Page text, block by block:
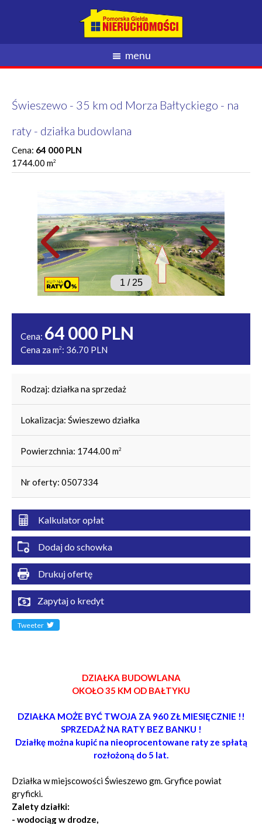
menu
Świeszewo - 35 km od Morza Bałtyckiego - na
raty - działka budowlana
Cena: 64 000 PLN
1744.00 m2
1 / 25
Cena: 64 000 PLN
Cena za m2 : 36.70 PLN
Rodzaj: działka na sprzedaż
Lokalizacja: Świeszewo działka
Powierzchnia: 1744.00 m2
Nr oferty: 0507334
Kalkulator opłat
Dodaj do schowka
Drukuj ofertę
Zapytaj o kredyt
Tweeter
DZIAŁKA BUDOWLANA
OKOŁO 35 KM OD BAŁTYKU
DZIAŁKA MOŻE BYĆ TWOJA ZA 960 ZŁ MIESIĘCZNIE !!
SPRZEDAŻ NA RATY BEZ BANKU !
Działkę można kupić na nieoprocentowane raty ze spłatą
rozłożoną do 5 lat.
Działka w miejscowości Świeszewo gm. Gryfice powiat
gryficki.
Zalety działki:
- wodociąg w drodze,